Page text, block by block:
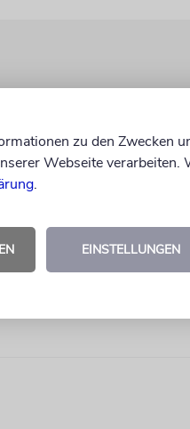
zu den Zwecken
Webseite
.
EINSTELLUNGEN